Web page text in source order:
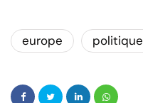
europe politique